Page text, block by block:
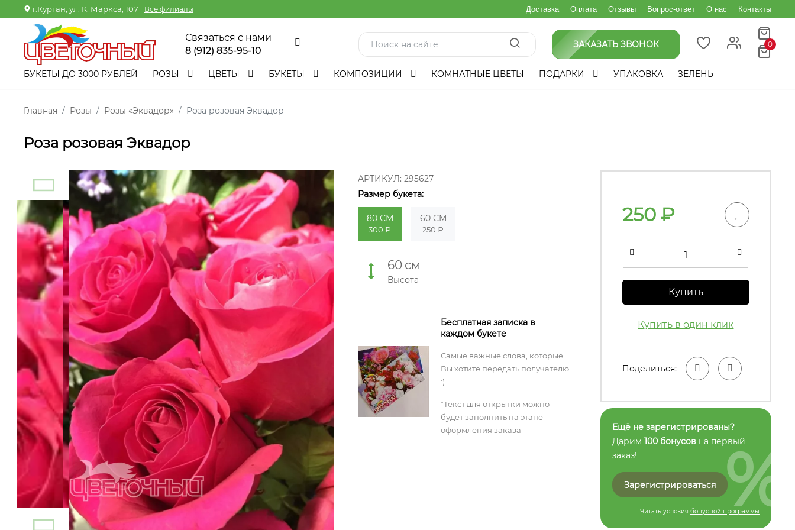
г.Курган, ул. К. Маркса, 107 Все филиалы Доставка Оплата Отзывы Вопрос-ответ О нас Контакты
Связаться с нами
8 (912) 835-95-10
ЗАКАЗАТЬ ЗВОНОК 0
БУКЕТЫ ДО 3000 РУБЛЕЙ РОЗЫ ЦВЕТЫ БУКЕТЫ КОМПОЗИЦИИ КОМНАТНЫЕ ЦВЕТЫ ПОДАРКИ УПАКОВКА ЗЕЛЕНЬ
Главная Розы Розы «Эквадор» Роза розовая Эквадор
Роза розовая Эквадор
АРТИКУЛ: 295627
Размер букета:
80 СМ
300 ₽
60 СМ
250 ₽
60 см
Высота
Бесплатная записка в
каждом букете
Самые важные слова, которые
Вы хотите передать получателю
:)
*Текст для открытки можно
будет заполнить на этапе
оформления заказа
250₽
Купить
Купить в один клик
Поделиться:
Ещё не зарегистрированы?
Дарим 100 бонусов на первый
заказ!
Зарегистрироваться
Читать условия бонусной программы
%